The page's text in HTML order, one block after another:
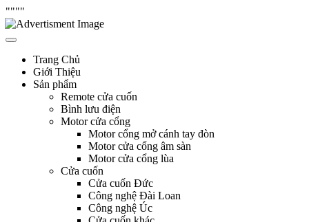
""""
Skip
to
Trang Chủ
Giới Thiệu
Sản phẩm
Remote cửa cuốn
Bình lưu điện
Motor cửa cổng
Motor cổng mở cánh tay đòn
Motor cửa cổng âm sàn
Motor cửa cổng lùa
Cửa cuốn
Cửa cuốn Đức
Công nghệ Đài Loan
Công nghệ Úc